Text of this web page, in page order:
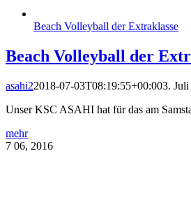
Beach Volleyball der Extraklasse
Beach Volleyball der
asahi22018-07-03T08:19:55+00:003.
Unser KSC ASAHI hat für das am
mehr
7 06, 2016